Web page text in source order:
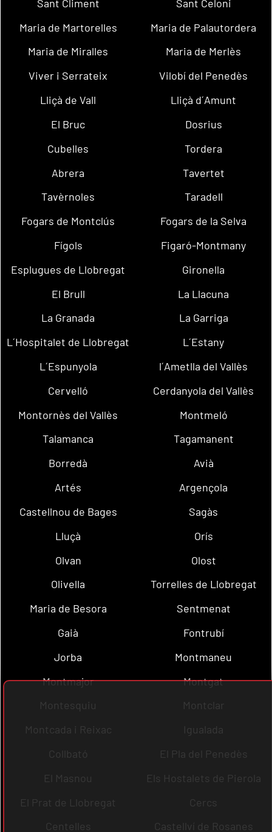
Sant Climent
Sant Celoni
Maria de Martorelles
Maria de Palautordera
Maria de Miralles
Maria de Merlès
Viver i Serrateix
Vilobí del Penedès
Lliçà de Vall
Lliçà d´Amunt
El Bruc
Dosrius
Cubelles
Tordera
Abrera
Tavertet
Tavèrnoles
Taradell
Fogars de Montclús
Fogars de la Selva
Fígols
Figaró-Montmany
Esplugues de Llobregat
Gironella
El Brull
La Llacuna
La Granada
La Garriga
L´Hospitalet de Llobregat
L´Estany
L´Espunyola
l´Ametlla del Vallès
Cervelló
Cerdanyola del Vallès
Montornès del Vallès
Montmeló
Talamanca
Tagamanent
Borredà
Avià
Artés
Argençola
Castellnou de Bages
Sagàs
Lluçà
Orís
Olvan
Olost
Olivella
Torrelles de Llobregat
Maria de Besora
Sentmenat
Gaià
Fontrubí
Jorba
Montmaneu
Montmajor
Montgat
Montesquiu
Montclar
Montcada i Reixac
Igualada
Collbató
El Pla del Penedès
El Masnou
Els Hostalets de Pierola
El Prat de Llobregat
Cercs
Centelles
Castellví de Rosanes